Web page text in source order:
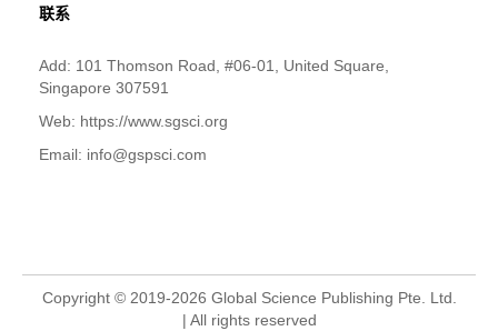
联系
Add: 101 Thomson Road, #06-01, United Square,
Singapore 307591
Web: https://www.sgsci.org
Email: info@gspsci.com
Copyright © 2019-2026 Global Science Publishing Pte. Ltd.
| All rights reserved